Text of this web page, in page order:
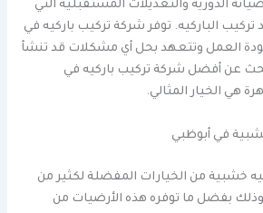
الدورية والتعديلات المستقبلية التي
الباركيه. توفر شركة تركيب باركيه في
العمل وتتعهد بحل أي مشكلات قد تنشأ
عن أفضل شركة تركيب باركيه في
هي الخيار المثالي.
في أبوظبي
خشبية من الخيارات المفضلة لكثير من
بفضل ما توفره هذه الأرضيات من